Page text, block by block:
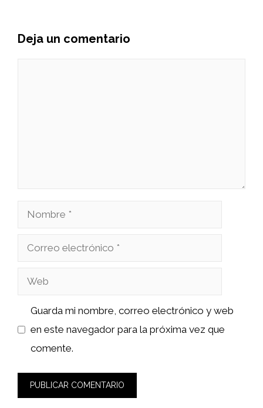
Deja un comentario
Nombre
Correo
Web
Guarda mi nombre, correo electrónico y web
en este navegador para la próxima vez que
comente.